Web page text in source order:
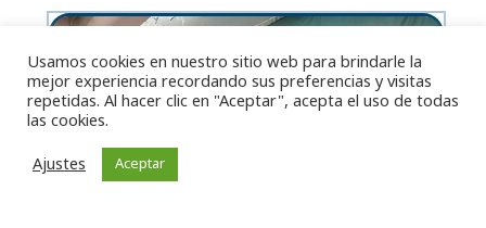
Usamos cookies en nuestro sitio web para brindarle la
mejor experiencia recordando sus preferencias y visitas
repetidas. Al hacer clic en "Aceptar", acepta el uso de todas
las cookies.
Ajustes
Aceptar